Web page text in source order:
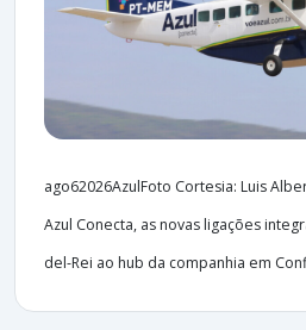
ago62026AzulFoto Cortesia: Luis
Azul Conecta, as novas ligações
del-Rei ao hub da companhia em